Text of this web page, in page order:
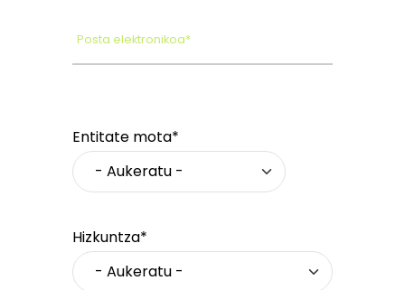
Posta elektronikoa*
Entitate mota*
Hizkuntza*